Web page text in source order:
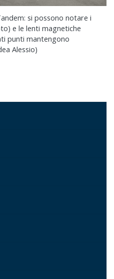
si possono notare i
e le lenti magnetiche
punti mantengono
Alessio)